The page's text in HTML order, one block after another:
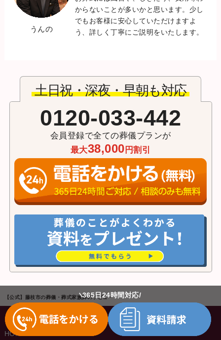
【公式】藤枝市の葬儀・葬式家族葬のラビュー
うんの
からないことが多いかと思います。少し
でもお客様に安心していただけますよ
う、詳しく丁寧にご説明をいたします。
土日祝・深夜・早朝も対応
0120-033-442
会員登録で全ての葬儀プランが
最大38,000 円割引
HOME
365日24時間対応